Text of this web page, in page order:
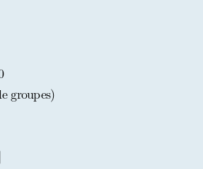
groupes)